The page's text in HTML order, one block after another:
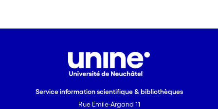
Service information scientifique & bibliothèques
Rue Emile-Argand 11